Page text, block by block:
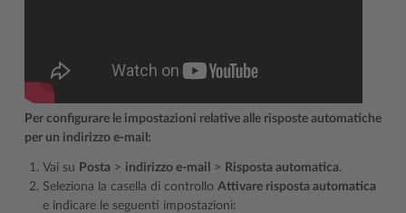
Per configurare le impostazioni relative alle risposte automatiche
per un indirizzo e-mail:
Vai su Posta > indirizzo e-mail > Risposta automatica.
Seleziona la casella di controllo Attivare risposta automatica
e indicare le seguenti impostazioni: